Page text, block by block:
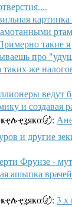
такие
про
таких же
ведут
и создавая
〄:
и другие
Фрунзе -
ашыпка
〄: 3 х